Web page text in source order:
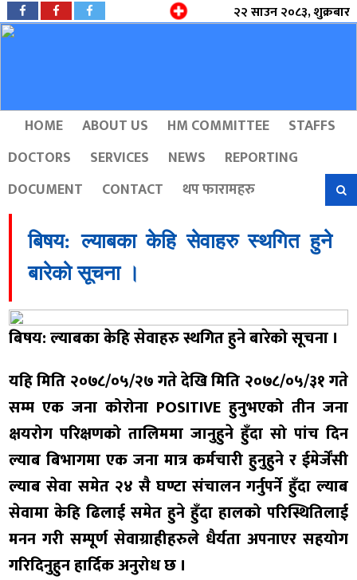
२२ साउन २०८३, शुक्रबार
HOME ABOUT US HM COMMITTEE
STAFFS
DOCTORS
SERVICES NEWS
REPORTING
DOCUMENT
CONTACT थप फारामहरु
बिषय: ल्याबका केहि सेवाहरु स्थगित हुने
बारेको सूचना ।
बिषय: ल्याबका केहि सेवाहरुस्थगित हुने बारेको सूचना ।
यहि मिति २०७८/०५/२७ गते देखि मिति २०७८/०५/३१ गते
सम्म एक जना कोरोना POSITIVE हुनुभएको तीन जना
क्षयरोग परिक्षणको तालिममा जानुहुने हुँदा सो पांच दिन
ल्याब बिभागमा एक जना मात्र कर्मचारी हुनुहुने र ईमेर्जेंसी
ल्याब सेवा समेत २४ सै घण्टा संचालन गर्नुपर्ने हुँदा ल्याब
सेवामा केहि ढिलाई समेत हुने हुँदा हालको परिस्थितिलाई
मनन गरी सम्पूर्ण सेवाग्राहीहरुले धैर्यता अपनाएर सहयोग
गरिदिनुहुन हार्दिक अनुरोध छ ।